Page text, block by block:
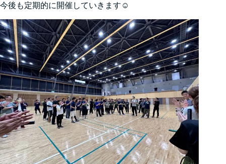
今後も定期的に開催していきます☺